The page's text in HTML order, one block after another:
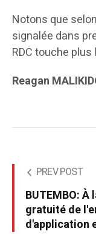
Notons que
signalée dans
RDC touche
Reagan
PREV POST
BUTEMBO:
gratuité de
d'application